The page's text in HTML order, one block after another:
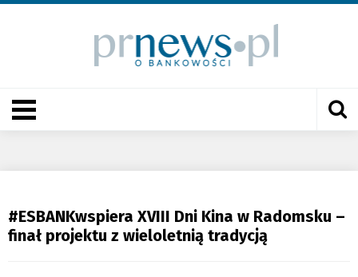
#ESBANKwspiera XVIII Dni Kina w Radomsku –
finał projektu z wieloletnią tradycją